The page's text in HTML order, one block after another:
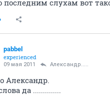
последним слухам вот
pabbel
experienced
09 мая 2011 Александр.....
Александр.
да ..............